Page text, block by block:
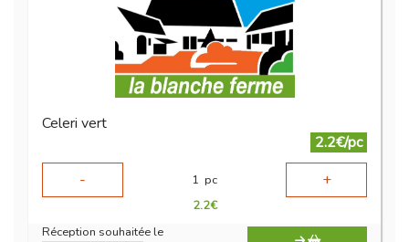
Celeri vert
2.2€/pc
-
1 pc +
2.2€
Réception souhaitée le